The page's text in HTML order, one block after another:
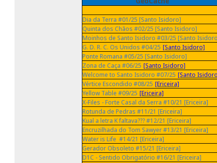
Dia da Terra #01/25 [Santo Isidoro]
Quinta dos Chãos #02/25 [Santo Isidoro]
Moinhos de Santo Isidoro #03/25 [Santo
G. D. R. C. Os Unidos #04/25 [Santo Isidoro]
Ponte Romana #05/25 [Santo Isidoro]
Zona de Caça #06/25 [Santo Isidoro]
Welcome to Santo Isidoro #07/25 [Santo
Vértice Escondido #08/25 [Ericeira]
Yellow Table #09/25 [Ericeira]
X-Files - Forte Casal da Serra #10/21 [Ericeira]
Rotunda de Pedras #11/21 [Ericeira]
Kual a letra K faltava??? #12/21 [Ericeira]
Encruzilhada do Tom Sawyer #13/21 [Ericeira]
Water is Life #14/21 [Ericeira]
Gerador Obsoleto #15/21 [Ericeira]
D1C - Sentido Obrigatório #16/21 [Ericeira]